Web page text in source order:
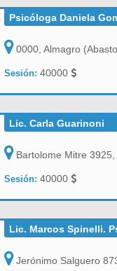
Psicóloga Daniela
0000, Almagro
Sesión: 40000
Lic. Carla Guarinoni
Bartolome Mitre 3925,
Sesión: 40000
Lic. Marcos Spinelli.
Jerónimo Salguero